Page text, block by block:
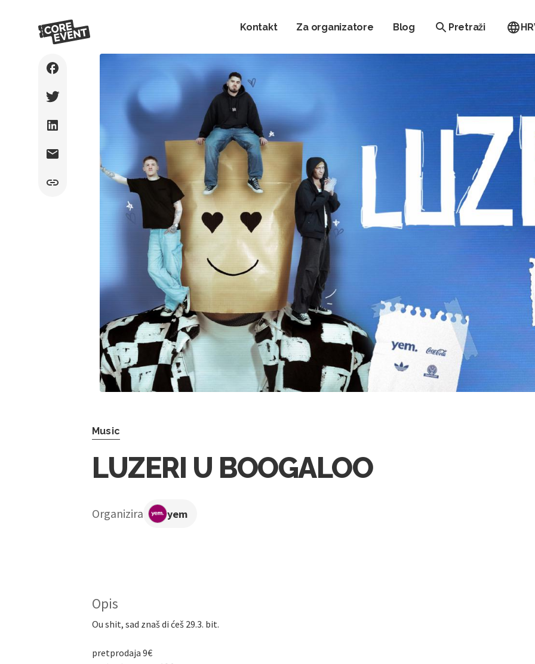
Kontakt Za organizatore Blog Pretraži
Music
LUZERI U BOOGALOO
Organizira yem
Opis
Ou shit, sad znaš di ćeš 29.3. bit.
pretprodaja 9€